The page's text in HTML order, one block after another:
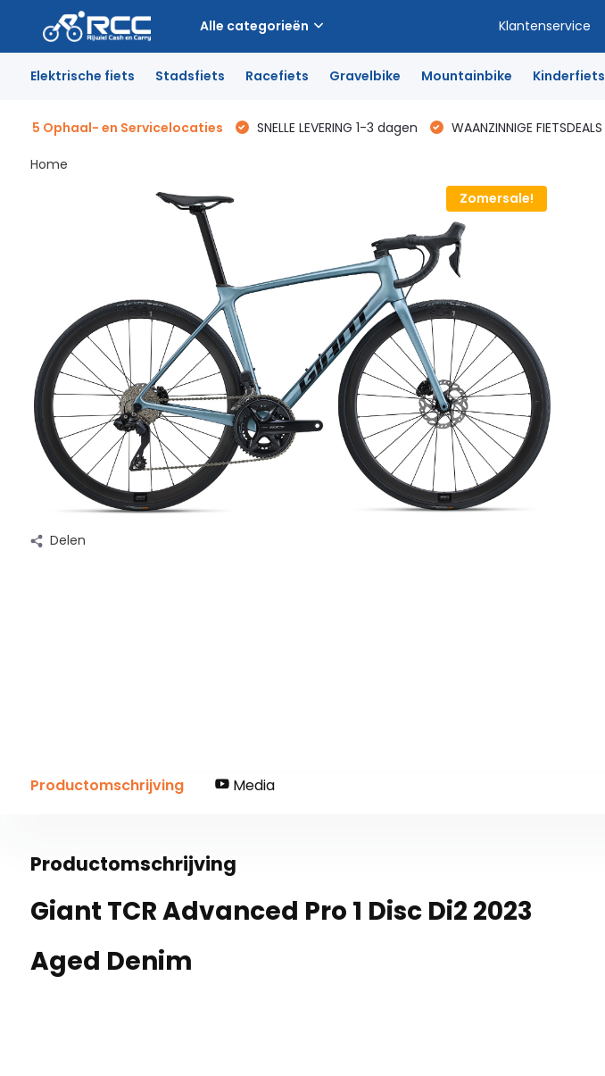
Alle categorieën Klantenservice
Elektrische fiets Stadsfiets Racefiets Gravelbike Mountainbike Kinderfiets
5 Ophaal- en Servicelocaties SNELLE LEVERING 1-3 dagen WAANZINNIGE FIETSDEALS
Home
Zomersale!
Delen
Productomschrijving Media
Productomschrijving
Giant TCR Advanced Pro 1 Disc Di2 2023
Aged Denim